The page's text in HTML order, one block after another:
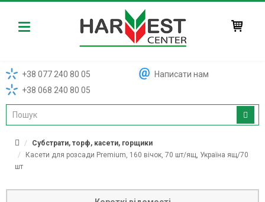
Harvest
+38 077 240 80 05
+38 068 240 80 05
Написати нам
Субстрати, торф, касети, горщики
Касети для розсади Premium, 160 вічок, 70 шт/ящ, Україна ящ/70
шт